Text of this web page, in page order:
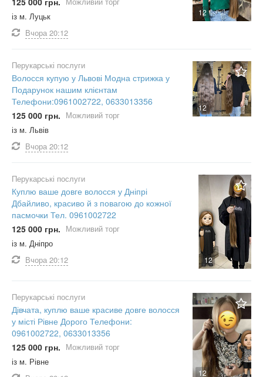
12
із м. Луцьк
Вчора 20:12
12
Перукарські послуги
Волосся купую у Львові Модна стрижка у
Подарунок нашим клієнтам
Телефони:0961002722, 0633013356
125 000 грн. Можливий торг
із м. Львів
Вчора 20:12
12
Перукарські послуги
Куплю ваше довге волосся у Дніпрі
Дбайливо, красиво й з повагою до кожної
пасмочки Тел. 0961002722
125 000 грн. Можливий торг
із м. Дніпро
Вчора 20:12
12
Перукарські послуги
Дівчата, куплю ваше красиве довге волосся
у місті Рівне Дорого Телефони:
0961002722, 0633013356
125 000 грн. Можливий торг
із м. Рівне